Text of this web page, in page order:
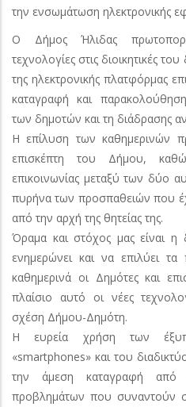
την ενσωμάτωση ηλεκτρονικής
Ο Δήμος Ήλιδας
τεχνολογίες στις διοικητικές
της ηλεκτρονικής πλατφόρμας
καταγραφή και
των δημοτών και τη διάδρασης
Η επίλυση των καθημερινών
επισκέπτη του Δήμου,
επικοινωνίας μεταξύ των δύο
πυρήνα των προσπαθειών που
από την αρχή της θητείας της.
Όραμα και στόχος μας είναι η
ενημερώνει και να επιλύει
καθημερινά οι Δημότες και
πλαίσιο αυτό οι νέες
σχέση Δήμου-Δημότη.
Η ευρεία χρήση των
«smartphones» και του
την άμεση καταγραφή
προβλημάτων που συναντούν